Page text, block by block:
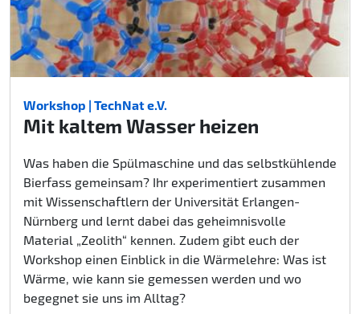
Workshop | TechNat e.V.
Mit kaltem Wasser heizen
Was haben die Spülmaschine und das selbstkühlende
Bierfass gemeinsam? Ihr experimentiert zusammen
mit Wissenschaftlern der Universität Erlangen-
Nürnberg und lernt dabei das geheimnisvolle
Material „Zeolith“ kennen. Zudem gibt euch der
Workshop einen Einblick in die Wärmelehre: Was ist
Wärme, wie kann sie gemessen werden und wo
begegnet sie uns im Alltag?